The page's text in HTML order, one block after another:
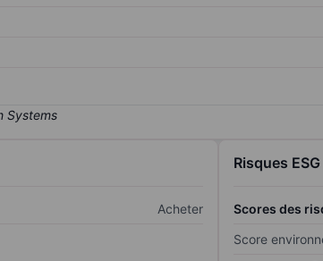
Acheter
Risques ESG
Scores des
Score